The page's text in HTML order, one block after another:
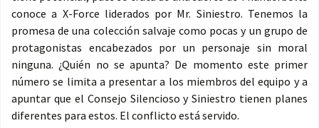
conoce a X-Force liderados por Mr. Siniestro. Tenemos la
promesa de una colección salvaje como pocas y un grupo de
protagonistas encabezados por un personaje sin moral
ninguna. ¿Quién no se apunta? De momento este primer
número se limita a presentar a los miembros del equipo y a
apuntar que el Consejo Silencioso y Siniestro tienen planes
diferentes para estos. El conflicto está servido.